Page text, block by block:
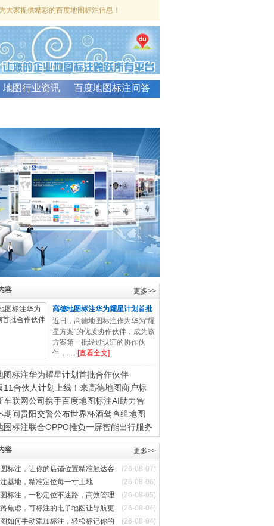
大家提供精彩的百度地图标注信息！
地图行业资讯 百度地图标注问答
容 更多>>
高德地图标注华为耀星计划首批
合
近日，高德地图标注作为华为“耀
星方案”的优质协作伙伴，成为该
方案第一批经过认证的协作伙
伴，..... [查看全文]
图标注华为耀星计划首批合作伙伴
11合伙人计划上线！来高德地图商户标
车联网公司携手百度地图标注AI助力智
期间贵阳交警公布世界杯酒驾查缉地图
图标注联合OPPO推负一屏智能出行服务
容 更多>>
(26-08-07)
标注，让你的店铺位置精准触达客
(26-08-06)
基地，精准定位每一寸土地
(26-08-05)
标注，一秒定位不迷路，高效管理
(26-08-04)
焦虑，可标注的电子地图让导航更
(26-08-04)
如何手动添加标注，轻松标记你的